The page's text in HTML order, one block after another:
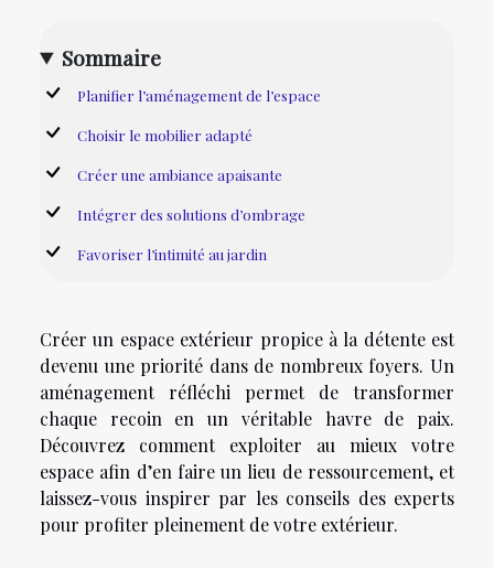
Sommaire
Planifier l’aménagement de l’espace
Choisir le mobilier adapté
Créer une ambiance apaisante
Intégrer des solutions d’ombrage
Favoriser l’intimité au jardin
Créer un espace extérieur propice à la détente est
devenu une priorité dans de nombreux foyers. Un
aménagement réfléchi permet de transformer
chaque recoin en un véritable havre de paix.
Découvrez comment exploiter au mieux votre
espace afin d’en faire un lieu de ressourcement, et
laissez-vous inspirer par les conseils des experts
pour profiter pleinement de votre extérieur.